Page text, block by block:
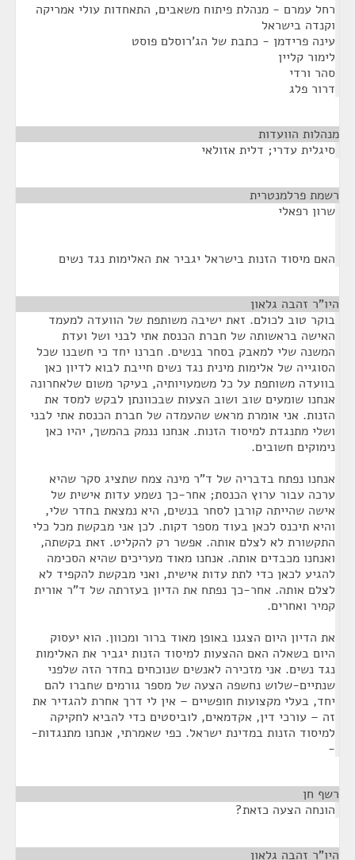
רחל עמרם - מנהלת פיתוח משאבים, התאחדות עולי אמריקה
וקנדה בישראל
עינה פרידמן - כתבת של הג'רוסלם פוסט
לימור קליין
סהר ורדי
דרור פלג
מנהלות הוועדות
סיגלית עדרי; דלית אזולאי
רשמת פרלמנטרית
שרון רפאלי
האם מיסוד הזנות בישראל יגביר את האלימות נגד נשים
היו"ר זהבה גלאון
בוקר טוב לכולם. זאת ישיבה משותפת של הוועדה למעמד
האישה בראשותה של חברת הכנסת אתי לבני ושל ועדת
המשנה שלי למאבק בסחר בנשים. חברנו יחד כי חשבנו שכל
הסוגייה של אלימות מינית נגד נשים חייבת לבוא לדיון כאן
בוועדה משותפת על כל משמעויותיה, בעיקר משום שלאחרונה
אנחנו שומעים שוב ושוב הצעות שבכוונתן לבקש למסד את
הזנות. אני אומרת מראש שהעמדה של חברת הכנסת אתי לבני
ושלי מתנגדת למיסוד הזנות. אנחנו ננמק בהמשך, יהיו כאן
נימוקים חשובים.
אנחנו נפתח בדבריה של ד"ר מינה צמח שתציג סקר שהיא
ערכה עבור ערוץ הכנסת; אחר-כך נשמע עדות אישית של
אישה שהייתה קורבן לסחר בנשים, היא נמצאת בחדר שלי,
והיא תיכנס לכאן בעוד מספר דקות. לכן אני מבקשת מכל כלי
התקשורת לא לצלם אותה. אפשר רק להקליט. זאת בקשתה,
ואנחנו מכבדים אותה. אנחנו מאוד מעריכים שהיא הסכימה
להגיע לכאן כדי לתת עדות אישית, ואני מבקשת להקפיד לא
לצלם אותה. אחר-כך נפתח את הדיון בעזרתה של ד"ר אורית
קמיר ואחרים.
את הדיון היום הצגנו באופן מאוד ברור ומכוון. הוא יעסוק
היום בשאלה האם ההצעות למיסוד הזנות יגביר את האלימות
נגד נשים. אני מזכירה לאנשים שנוכחים בחדר הזה שלפני
שנתיים-שלוש נחשפה הצעה של מספר גורמים שחברו להם
יחד, בעלי מקצועות חופשיים – אין לי דרך אחרת להגדיר את
זה – עורכי דין, אקדמאים, לוביסטים כדי להביא לחקיקה
למיסוד הזנות במדינת ישראל. כפי שאמרתי, אנחנו מתנגדות-
-
רשף חן
הונחה הצעה כזאת?
היו"ר זהבה גלאון